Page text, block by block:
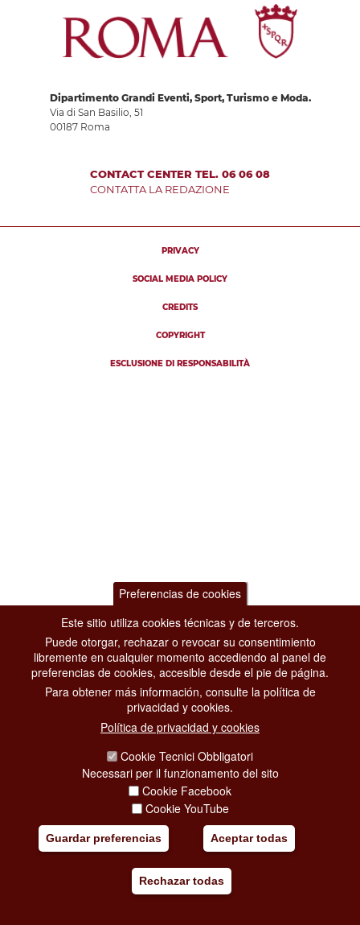
Dipartimento Grandi Eventi, Sport, Turismo e Moda.
Via di San Basilio, 51
00187 Roma
CONTACT CENTER TEL. 06 06 08
CONTATTA LA REDAZIONE
PRIVACY
SOCIAL MEDIA POLICY
CREDITS
COPYRIGHT
ESCLUSIONE DI RESPONSABILITÀ
Preferencias de cookies
Este sitio utiliza cookies técnicas y de terceros.
Puede otorgar, rechazar o revocar su consentimiento
libremente en cualquier momento accediendo al panel de
preferencias de cookies, accesible desde el pie de página.
Para obtener más información, consulte la política de
privacidad y cookies.
Política de privacidad y cookies
Cookie Tecnici Obbligatori
Necessari per il funzionamento del sito
Cookie Facebook
Cookie YouTube
Guardar preferencias Aceptar todas
Rechazar todas